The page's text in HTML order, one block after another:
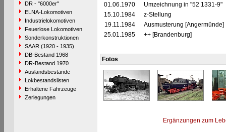
DR - "6000er"
ELNA-Lokomotiven
Industrielokomotiven
Feuerlose Lokomotiven
Sonderkonstruktionen
SAAR (1920 - 1935)
DB-Bestand 1968
DR-Bestand 1970
Auslandsbestände
Lokbestandslisten
Erhaltene Fahrzeuge
Zerlegungen
01.06.1970
Umzeichnung in "52 1331-9"
15.10.1984
z-Stellung
19.11.1984
Ausmusterung [Angermünde]
25.01.1985
++ [Brandenburg]
Fotos
Ergänzungen zum